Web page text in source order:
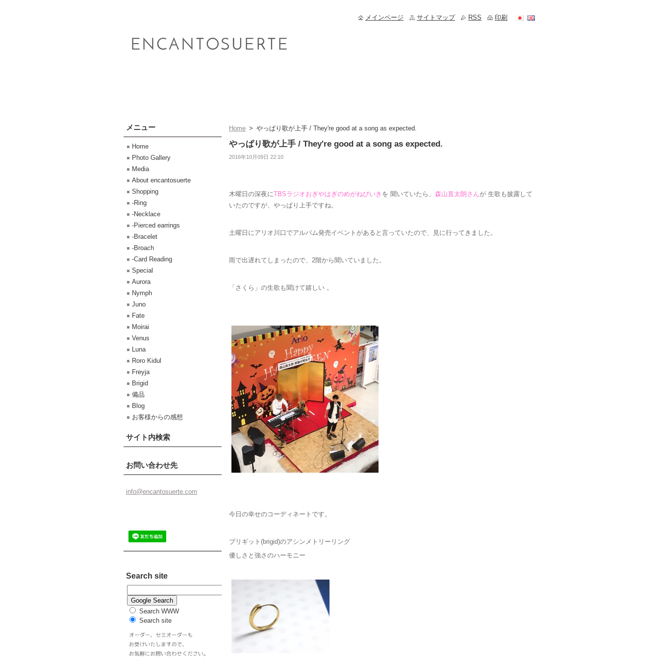
Home > やっぱり歌が上手 / They're good at a song as expected.
やっぱり歌が上手 / They're good at a song as expected.
2016年10月09日 22:10
木曜日の深夜にTBSラジオおぎやはぎのめがねびいき を 聞いていたら、 森山直太朗さんが 生歌も披露して
いたのですが、やっぱり上手ですね。
土曜日にアリオ川口でアルバム発売イベントがあると言っていたので、見に行ってきました。
雨で出遅れてしまったので、2階から聞いていました。
「さくら」の生歌も聞けて嬉しい 。
今日の幸せのコーディネートです。
ブリギット(brigid)のアシンメトリーリング
優しさと強さのハーモニー
メニュー
Home
Photo Gallery
Media
About encantosuerte
Shopping
-Ring
-Necklace
-Pierced earrings
-Bracelet
-Broach
-Card Reading
Special
Aurora
Nymph
Juno
Fate
Moirai
Venus
Luna
Roro Kidul
Freyja
Brigid
備品
Blog
お客様からの感想
サイト内検索
お問い合わせ先
info@encantosuerte.com
Search site
Search WWW
Search site
メインページ サイトマップ RSS 印刷